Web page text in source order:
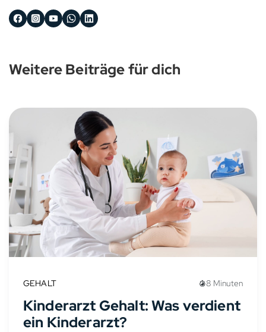
Weitere Beiträge für dich
GEHALT 8 Minuten
Kinderarzt Gehalt: Was verdient
ein Kinderarzt?